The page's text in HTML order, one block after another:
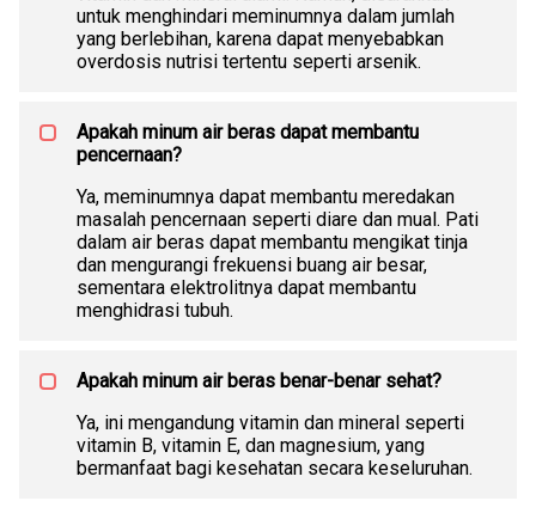
untuk menghindari meminumnya dalam jumlah
yang berlebihan, karena dapat menyebabkan
overdosis nutrisi tertentu seperti arsenik.
Apakah minum air beras dapat membantu
pencernaan?
Ya, meminumnya dapat membantu meredakan
masalah pencernaan seperti diare dan mual. Pati
dalam air beras dapat membantu mengikat tinja
dan mengurangi frekuensi buang air besar,
sementara elektrolitnya dapat membantu
menghidrasi tubuh.
Apakah minum air beras benar-benar sehat?
Ya, ini mengandung vitamin dan mineral seperti
vitamin B, vitamin E, dan magnesium, yang
bermanfaat bagi kesehatan secara keseluruhan.